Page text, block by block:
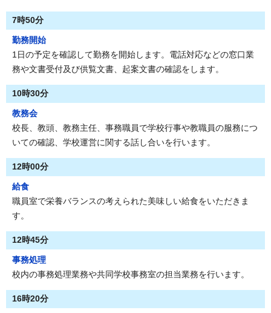
7時50分
勤務開始
1日の予定を確認して勤務を開始します。電話対応などの窓口業
務や文書受付及び供覧文書、起案文書の確認をします。
10時30分
教務会
校長、教頭、教務主任、事務職員で学校行事や教職員の服務につ
いての確認、学校運営に関する話し合いを行います。
12時00分
給食
職員室で栄養バランスの考えられた美味しい給食をいただきま
す。
12時45分
事務処理
校内の事務処理業務や共同学校事務室の担当業務を行います。
16時20分